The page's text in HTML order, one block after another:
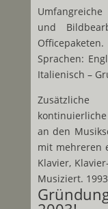
und
Officepaketen.
Sprachen:
Italienisch –
an den
mit mehreren
Klavier,
Musiziert.